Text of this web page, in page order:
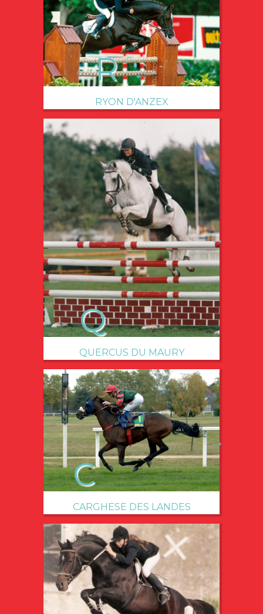
RYON D'ANZEX
→
QUERCUS DU MAURY
→
CARGHESE DES LANDES
→